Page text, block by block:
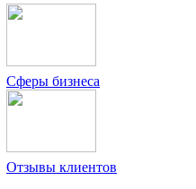
Сферы бизнеса
Отзывы клиентов